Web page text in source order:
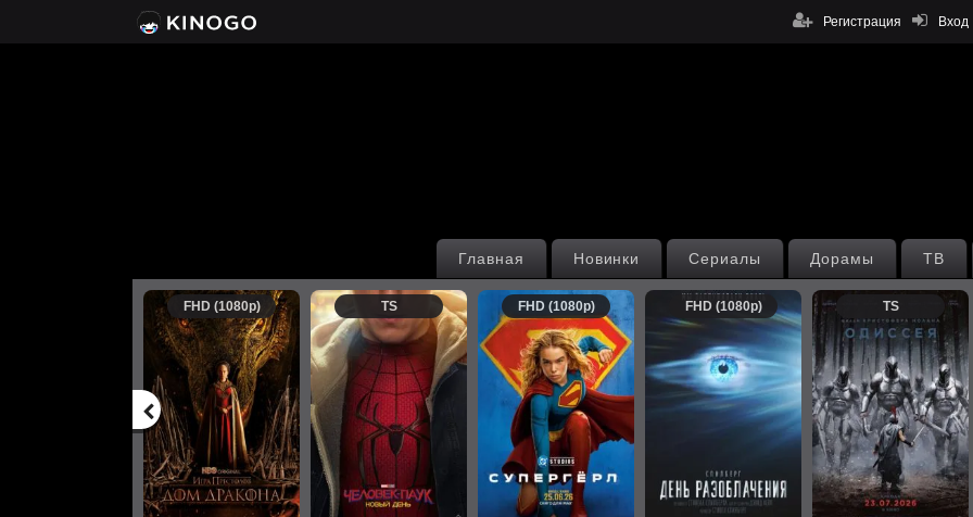
Вход
Регистрация
ТВ
Дорамы
Сериалы
Новинки
Главная
FHD (1080p) TS FHD (1080p) FHD (1080p) TS